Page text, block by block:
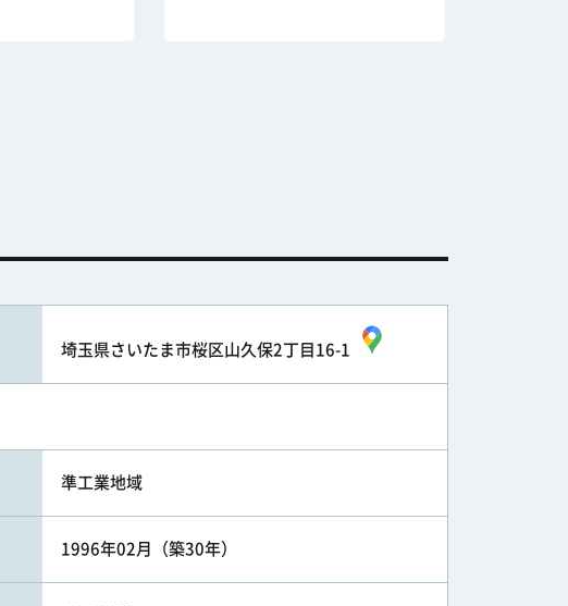
埼玉県さいたま市桜区山久保2丁目16-1
準工業地域
1996年02月（築30年）